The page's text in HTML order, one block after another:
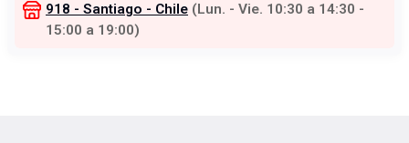
918 - Santiago - Chile (Lun. - Vie. 10:30 a 14:30 -
15:00 a 19:00)